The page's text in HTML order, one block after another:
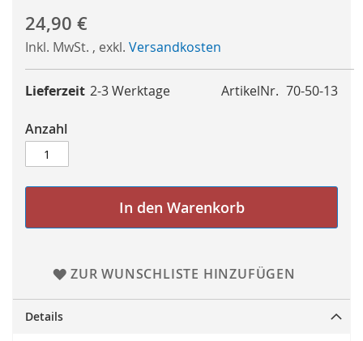
24,90 €
Inkl. MwSt. , exkl. Versandkosten
ArtikelNr. 70-50-13
Lieferzeit 2-3 Werktage
Anzahl
In den Warenkorb
ZUR WUNSCHLISTE HINZUFÜGEN
Details